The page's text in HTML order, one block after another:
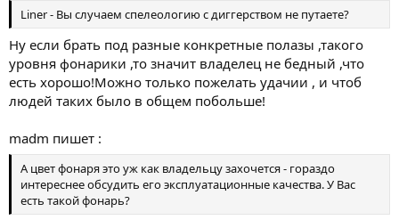
Liner - Вы случаем спелеологию с диггерством не путаете?
Ну если брать под разные конкретные полазы ,такого
уровня фонарики ,то значит владелец не бедный ,что
есть хорошо!Можно только пожелать удачии , и чтоб
людей таких было в общем побольше!
madm пишет :
А цвет фонаря это уж как владельцу захочется - гораздо
интереснее обсудить его эксплуатационные качества. У Вас
есть такой фонарь?